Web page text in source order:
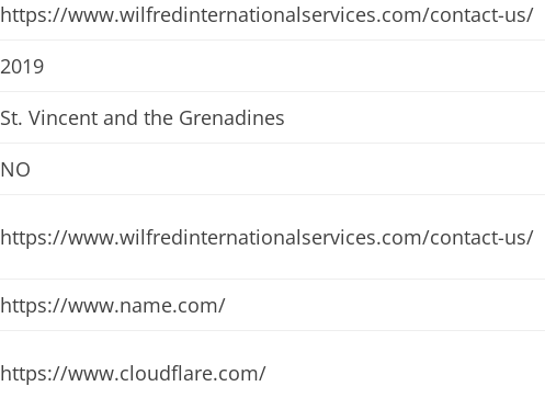
https://www.wilfredinternationalservices.com/contact-us/
2019
St. Vincent and the Grenadines
NO
https://www.wilfredinternationalservices.com/contact-us/
https://www.name.com/
https://www.cloudflare.com/